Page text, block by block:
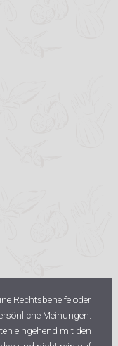
Rechtsbehelfe oder
Meinungen.
eingehend mit den